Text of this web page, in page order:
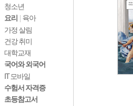
청소년
요리
육아
가정 살림
건강 취미
대학교재
국어와 외국어
IT 모바일
수험서 자격증
초등참고서